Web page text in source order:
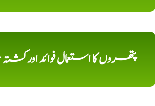
پتھروں کا استعمال فوائد